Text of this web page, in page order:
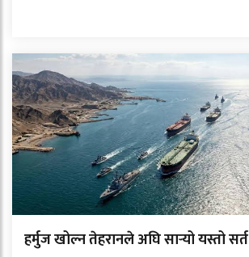
हर्मुज खोल्न तेहरानले अघि सार्‍यो यस्तो सर्त